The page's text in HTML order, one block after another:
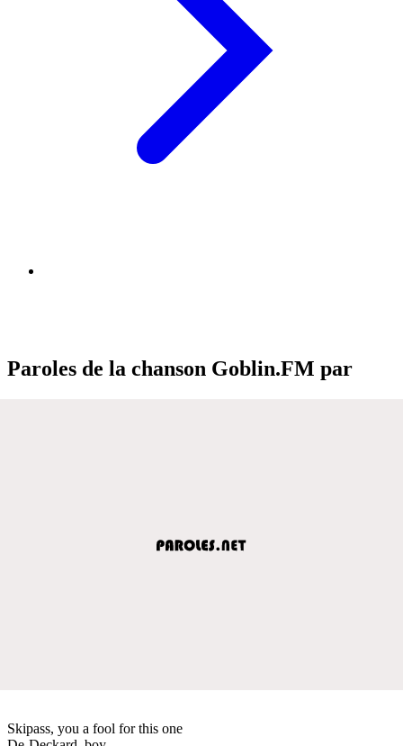
Paroles de la chanson Goblin.FM par
Skipass, you a fool for this one